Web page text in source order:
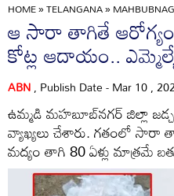
HOME»TELANGANA»
ఆ సారా తాగితే
కోట్ల ఆదాయం..
ABN, Publish Date - Mar 10 ,
ఉమ్మడి మహబూబ్‌నగర్ జిల్లా
వ్యాఖ్యలు చేశారు. గతంలో సారా
మద్యం తాగి 80 ఏళ్లు మాత్రమే